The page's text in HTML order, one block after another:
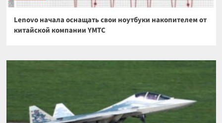
Lenovo начала оснащать свои ноутбуки накопителем от
китайской компании YMTC